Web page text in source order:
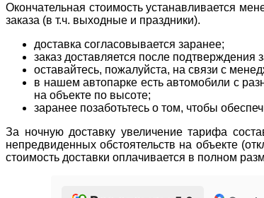
Окончательная стоимость устанавливается
заказа (в т.ч. выходные и праздники).
доставка согласовывается заранее;
заказ доставляется после подтверждения
оставайтесь, пожалуйста, на связи с
в нашем автопарке есть автомобили с
на объекте по высоте;
заранее позаботьтесь о том, чтобы
За ночную доставку увеличение тарифа
непредвиденных обстоятельств на объекте
стоимость доставки оплачивается в полном